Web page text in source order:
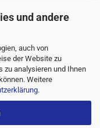
und andere
auch von
der Website zu
zu analysieren und Ihnen
Weitere
.